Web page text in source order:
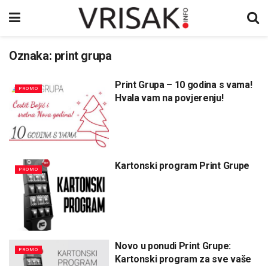
Oznaka: print grupa
PROMO
Print Grupa – 10 godina s vama!
Hvala vam na povjerenju!
PROMO Kartonski program Print Grupe
PROMO
Novo u ponudi Print Grupe:
Kartonski program za sve vaše